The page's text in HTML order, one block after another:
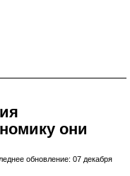
они
обновление: 07 декабря